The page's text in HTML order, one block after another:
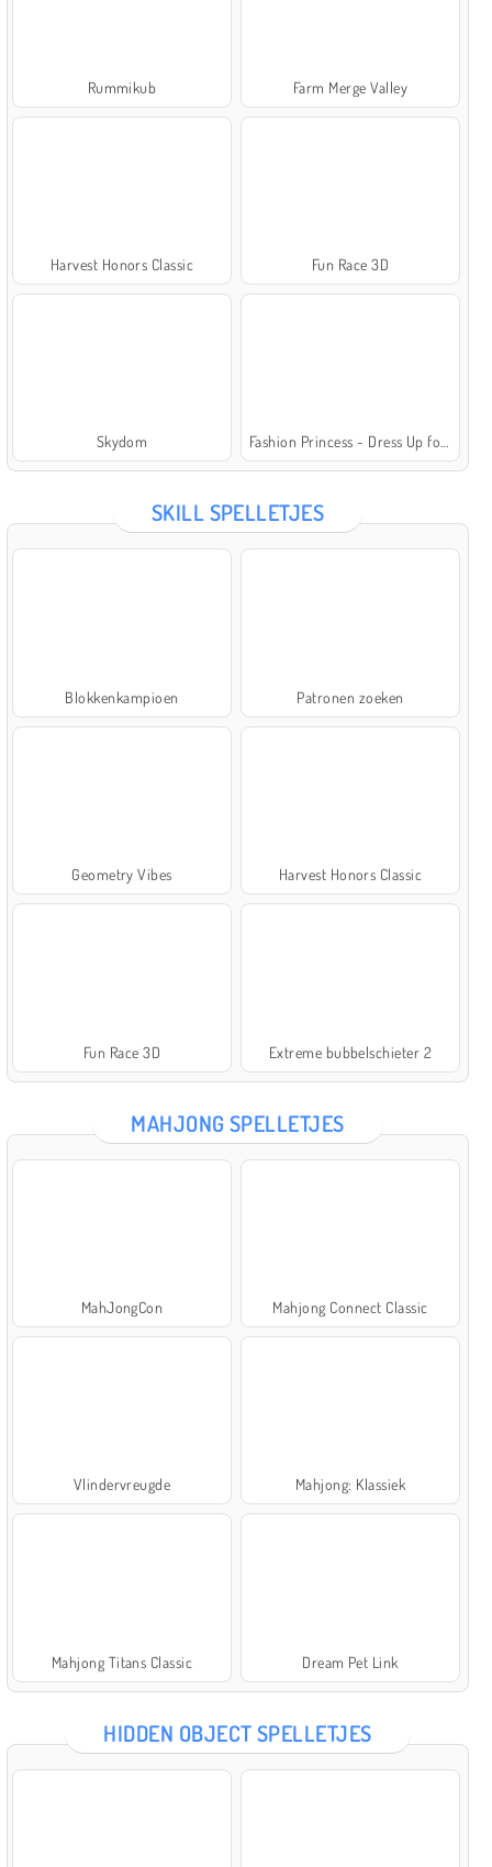
Rummikub Farm Merge Valley
Harvest Honors Classic Fun Race 3D
Skydom Fashion Princess - Dress Up for Girls
SKILL SPELLETJES
Blokkenkampioen Patronen zoeken
Geometry Vibes Harvest Honors Classic
Fun Race 3D Extreme bubbelschieter 2
MAHJONG SPELLETJES
MahJongCon Mahjong Connect Classic
Vlindervreugde Mahjong: Klassiek
Mahjong Titans Classic Dream Pet Link
HIDDEN OBJECT SPELLETJES